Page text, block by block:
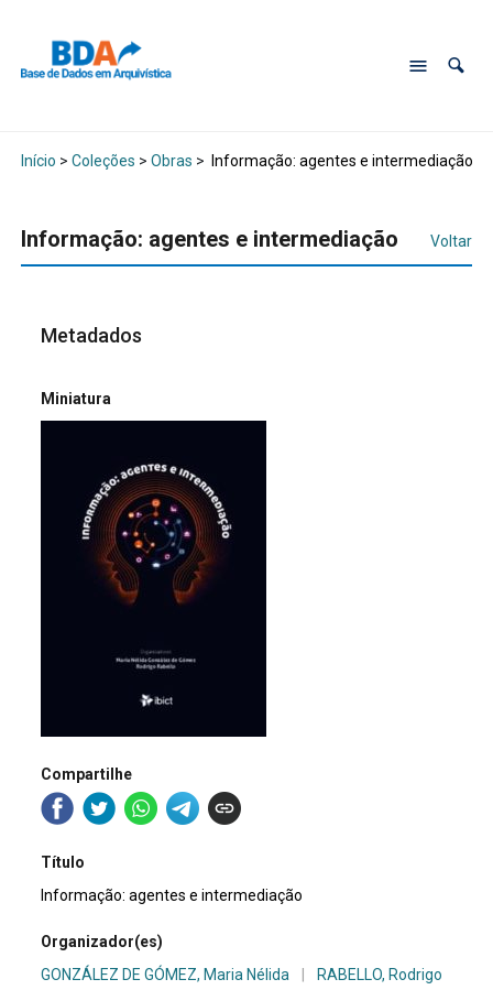
Início > Coleções > Obras > Informação: agentes e intermediação
Informação: agentes e intermediação Voltar
Metadados
Miniatura
Compartilhe
Título
Informação: agentes e intermediação
Organizador(es)
GONZÁLEZ DE GÓMEZ, Maria Nélida
RABELLO, Rodrigo